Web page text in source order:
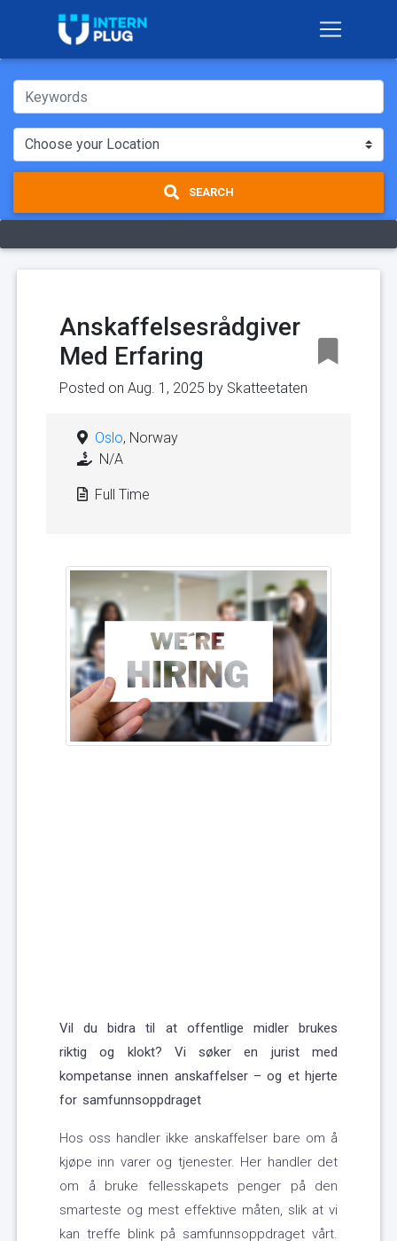
SEARCH
Anskaffelsesrådgiver
Med Erfaring
Posted on Aug. 1, 2025 by Skatteetaten
Oslo, Norway
N/A
Full Time
Vil du bidra til at offentlige midler brukes
riktig og klokt? Vi søker en jurist med
kompetanse innen anskaffelser – og et hjerte
for samfunnsoppdraget
Hos oss handler ikke anskaffelser bare om å
kjøpe inn varer og tjenester. Her handler det
om å bruke fellesskapets penger på den
smarteste og mest effektive måten, slik at vi
kan treffe blink på samfunnsoppdraget vårt.